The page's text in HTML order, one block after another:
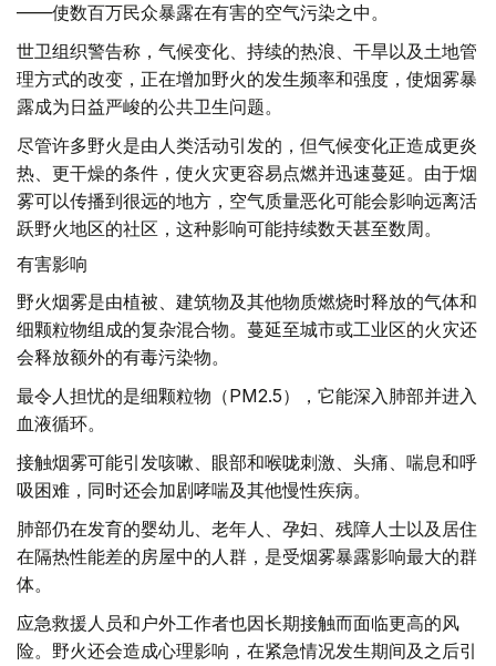
——使数百万民众暴露在有害的空气污染之中。
世卫组织警告称，气候变化、持续的热浪、干旱以及土地管
理方式的改变，正在增加野火的发生频率和强度，使烟雾暴
露成为日益严峻的公共卫生问题。
尽管许多野火是由人类活动引发的，但气候变化正造成更炎
热、更干燥的条件，使火灾更容易点燃并迅速蔓延。由于烟
雾可以传播到很远的地方，空气质量恶化可能会影响远离活
跃野火地区的社区，这种影响可能持续数天甚至数周。
有害影响
野火烟雾是由植被、建筑物及其他物质燃烧时释放的气体和
细颗粒物组成的复杂混合物。蔓延至城市或工业区的火灾还
会释放额外的有毒污染物。
最令人担忧的是细颗粒物（PM2.5），它能深入肺部并进入
血液循环。
接触烟雾可能引发咳嗽、眼部和喉咙刺激、头痛、喘息和呼
吸困难，同时还会加剧哮喘及其他慢性疾病。
肺部仍在发育的婴幼儿、老年人、孕妇、残障人士以及居住
在隔热性能差的房屋中的人群，是受烟雾暴露影响最大的群
体。
应急救援人员和户外工作者也因长期接触而面临更高的风
险。野火还会造成心理影响，在紧急情况发生期间及之后引